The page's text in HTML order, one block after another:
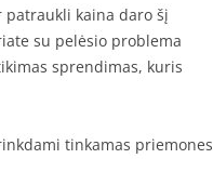
patraukli kaina daro šį
su pelėsio problema
sprendimas, kuris
tinkamas priemones